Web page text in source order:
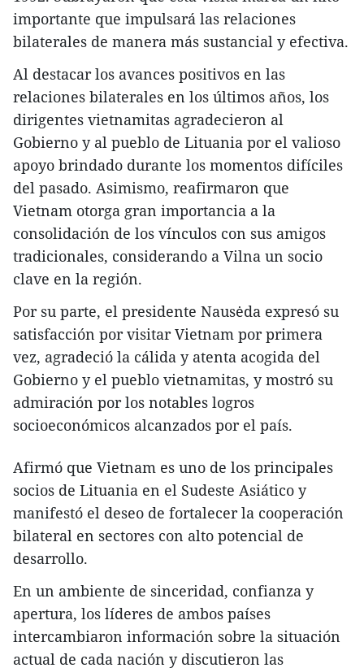
importante que impulsará las relaciones
bilaterales de manera más sustancial y efectiva.
Al destacar los avances positivos en las
relaciones bilaterales en los últimos años, los
dirigentes vietnamitas agradecieron al
Gobierno y al pueblo de Lituania por el valioso
apoyo brindado durante los momentos difíciles
del pasado. Asimismo, reafirmaron que
Vietnam otorga gran importancia a la
consolidación de los vínculos con sus amigos
tradicionales, considerando a Vilna un socio
clave en la región.
Por su parte, el presidente Nausėda expresó su
satisfacción por visitar Vietnam por primera
vez, agradeció la cálida y atenta acogida del
Gobierno y el pueblo vietnamitas, y mostró su
admiración por los notables logros
socioeconómicos alcanzados por el país.
Afirmó que Vietnam es uno de los principales
socios de Lituania en el Sudeste Asiático y
manifestó el deseo de fortalecer la cooperación
bilateral en sectores con alto potencial de
desarrollo.
En un ambiente de sinceridad, confianza y
apertura, los líderes de ambos países
intercambiaron información sobre la situación
actual de cada nación y discutieron las